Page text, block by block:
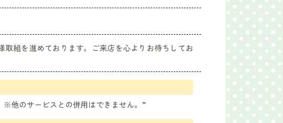
組を進めております。ご来店を心よりお待ちしてお
※他のサービスとの併用はできません。”